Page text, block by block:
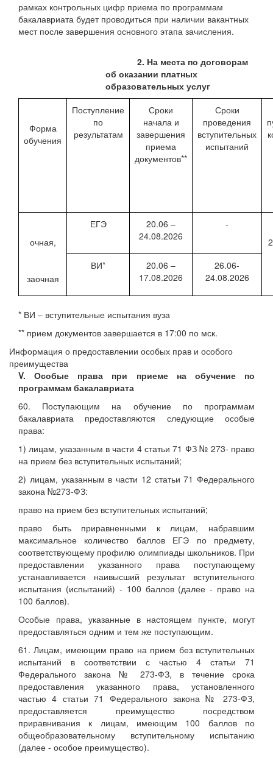
рамках контрольных цифр приема по программам
бакалавриата будет проводиться при наличии вакантных
мест после завершения основного этапа зачисления.
2. На места по договорам
об оказании платных
образовательных услуг
Форма
обучения
Поступление
по
результатам
Сроки
начала и
завершения
приема
документов**
Сроки
проведения
вступительных
испытаний
очная,
заочная
ЕГЭ
20.06 –
24.08.2026
-
ВИ*
20.06 –
17.08.2026
26.06-
24.08.2026
* ВИ – вступительные испытания вуза
** прием документов завершается в 17:00 по мск.
Информация о предоставлении особых прав и особого
преимущества
V. Особые права при приеме на обучение по
программам бакалавриата
60. Поступающим на обучение по программам
бакалавриата предоставляются следующие особые
права:
1) лицам, указанным в части 4 статьи 71 ФЗ № 273- право
на прием без вступительных испытаний;
2) лицам, указанным в части 12 статьи 71 Федерального
закона №273-ФЗ:
право на прием без вступительных испытаний;
право быть приравненными к лицам, набравшим
максимальное количество баллов ЕГЭ по предмету,
соответствующему профилю олимпиады школьников. При
предоставлении указанного права поступающему
устанавливается наивысший результат вступительного
испытания (испытаний) - 100 баллов (далее - право на
100 баллов).
Особые права, указанные в настоящем пункте, могут
предоставляться одним и тем же поступающим.
61. Лицам, имеющим право на прием без вступительных
испытаний в соответствии с частью 4 статьи 71
Федерального закона № 273-ФЗ, в течение срока
предоставления указанного права, установленного
частью 4 статьи 71 Федерального закона № 273-ФЗ,
предоставляется преимущество посредством
приравнивания к лицам, имеющим 100 баллов по
общеобразовательному вступительному испытанию
(далее - особое преимущество).